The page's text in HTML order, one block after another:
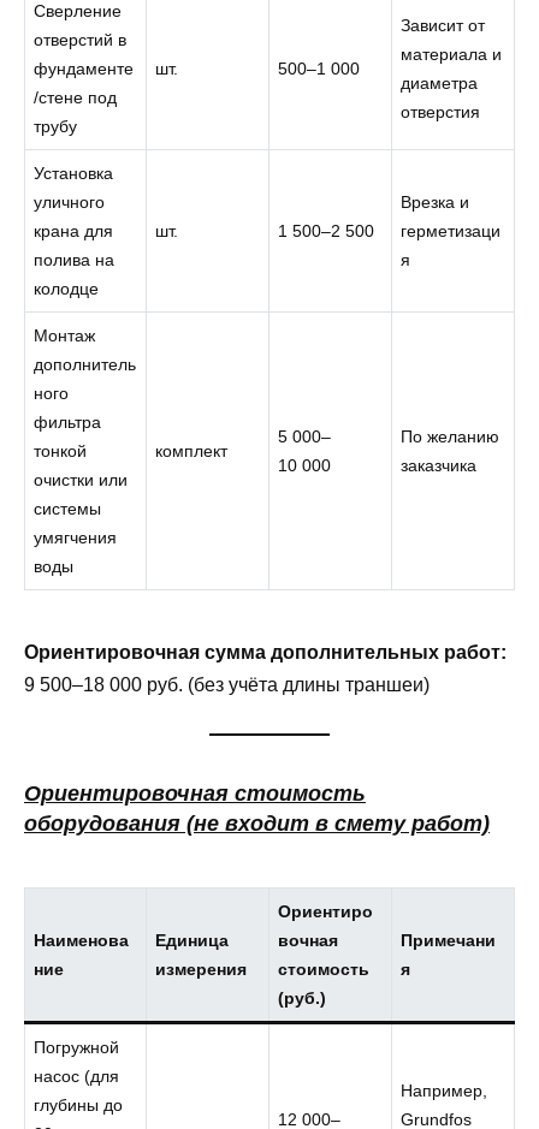
Сверление
отверстий в
фундаменте
/стене под
трубу
шт. 500–1 000
Зависит от
материала и
диаметра
отверстия
Установка
уличного
крана для
полива на
колодце
шт. 1 500–2 500
Врезка и
герметизаци
я
Монтаж
дополнитель
ного
фильтра
тонкой
очистки или
системы
умягчения
воды
комплект
5 000–
10 000
По желанию
заказчика
Ориентировочная сумма дополнительных работ:
9 500–18 000 руб. (без учёта длины траншеи)
Ориентировочная стоимость
оборудования (не входит в смету работ)
Наименова
ние
Единица
измерения
Ориентиро
вочная
стоимость
(руб.)
Примечани
я
Погружной
насос (для
глубины до
12 000–
Например,
Grundfos